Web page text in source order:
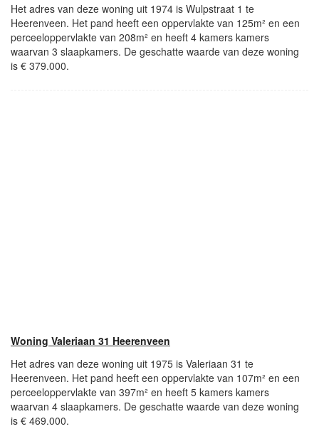
Het adres van deze woning uit 1974 is Wulpstraat 1 te
Heerenveen. Het pand heeft een oppervlakte van 125m² en een
perceeloppervlakte van 208m² en heeft 4 kamers kamers
waarvan 3 slaapkamers. De geschatte waarde van deze woning
is € 379.000.
Woning Valeriaan 31 Heerenveen
Het adres van deze woning uit 1975 is Valeriaan 31 te
Heerenveen. Het pand heeft een oppervlakte van 107m² en een
perceeloppervlakte van 397m² en heeft 5 kamers kamers
waarvan 4 slaapkamers. De geschatte waarde van deze woning
is € 469.000.